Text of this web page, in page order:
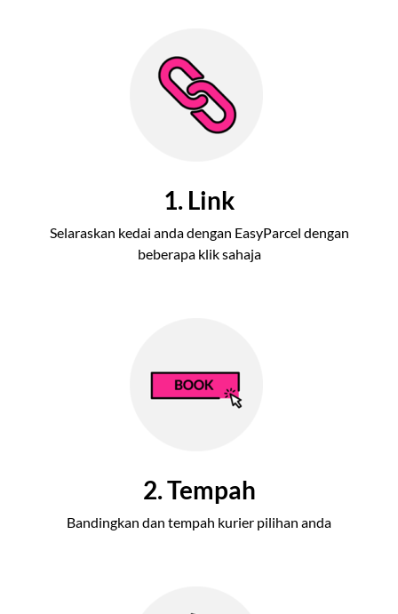
1. Link
Selaraskan kedai anda dengan EasyParcel dengan
beberapa klik sahaja
2. Tempah
Bandingkan dan tempah kurier pilihan anda